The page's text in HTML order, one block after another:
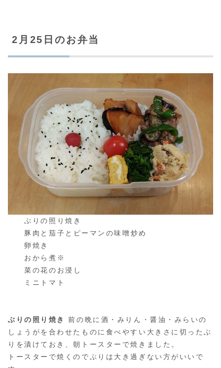
2月25日のお弁当
ぶりの照り焼き
豚肉と茄子とピーマンの味噌炒め
卵焼き
おから煮※
菜の花のお浸し
ミニトマト
ぶりの照り焼き
前の晩に酒・みりん・醤油・みらいの
しょうがを合わせたものに食べやすい大きさに切ったぶ
りを漬けておき、朝トースターで焼きました。
トースターで焼くのでぶりは大き過ぎない方がいいで